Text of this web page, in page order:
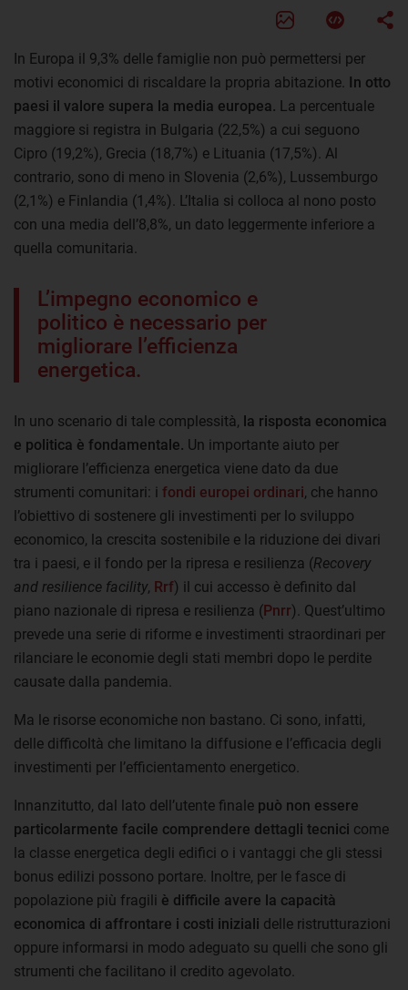
In Europa il 9,3% delle famiglie non può permettersi per
motivi economici di riscaldare la propria abitazione. In otto
paesi il valore supera la media europea. La percentuale
maggiore si registra in Bulgaria (22,5%) a cui seguono
Cipro (19,2%), Grecia (18,7%) e Lituania (17,5%). Al
contrario, sono di meno in Slovenia (2,6%), Lussemburgo
(2,1%) e Finlandia (1,4%). L’Italia si colloca al nono posto
con una media dell’8,8%, un dato leggermente inferiore a
quella comunitaria.
L’impegno economico e
politico è necessario per
migliorare l’efficienza
energetica.
In uno scenario di tale complessità, la risposta economica
e politica è fondamentale. Un importante aiuto per
migliorare l’efficienza energetica viene dato da due
strumenti comunitari: i fondi europei ordinari, che hanno
l’obiettivo di sostenere gli investimenti per lo sviluppo
economico, la crescita sostenibile e la riduzione dei divari
tra i paesi, e il fondo per la ripresa e resilienza (Recovery
and resilience facility, Rrf) il cui accesso è definito dal
piano nazionale di ripresa e resilienza (Pnrr). Quest’ultimo
prevede una serie di riforme e investimenti straordinari per
rilanciare le economie degli stati membri dopo le perdite
causate dalla pandemia.
Ma le risorse economiche non bastano. Ci sono, infatti,
delle difficoltà che limitano la diffusione e l’efficacia degli
investimenti per l’efficientamento energetico.
Innanzitutto, dal lato dell’utente finale può non essere
particolarmente facile comprendere dettagli tecnici come
la classe energetica degli edifici o i vantaggi che gli stessi
bonus edilizi possono portare. Inoltre, per le fasce di
popolazione più fragili è difficile avere la capacità
economica di affrontare i costi iniziali delle ristrutturazioni
oppure informarsi in modo adeguato su quelli che sono gli
strumenti che facilitano il credito agevolato.